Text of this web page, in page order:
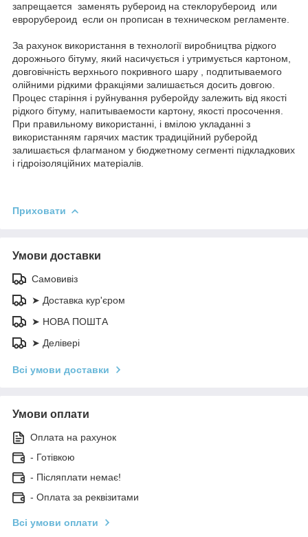
запрещается заменять рубероид на стеклорубероид или
еврорубероид если он прописан в техническом регламенте.
За рахунок використання в технології виробництва рідкого
дорожнього бітуму, який насичується і утримується картоном,
довговічність верхнього покривного шару , подпитываемого
олійними рідкими фракціями залишається досить довгою.
Процес старіння і руйнування руберойду залежить від якості
рідкого бітуму, напитываемости картону, якості просочення.
При правильному використанні, і вмілою укладанні з
використанням гарячих мастик традиційний руберойд
залишається флагманом у бюджетному сегменті підкладкових
і гідроізоляційних матеріалів.
Приховати
Умови доставки
Самовивіз
➤ Доставка кур'єром
➤ НОВА ПОШТА
➤ Делівері
Всі умови доставки
Умови оплати
Оплата на рахунок
- Готівкою
- Післяплати немає!
- Оплата за реквізитами
Всі умови оплати